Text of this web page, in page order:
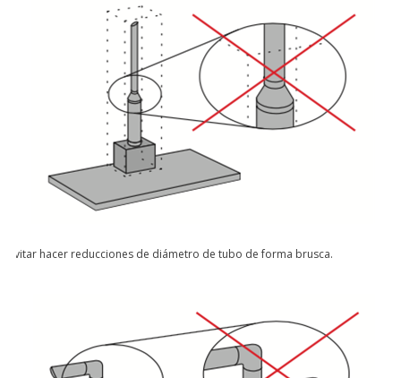
Evitar hacer reducciones de diámetro de tubo de forma brusca.